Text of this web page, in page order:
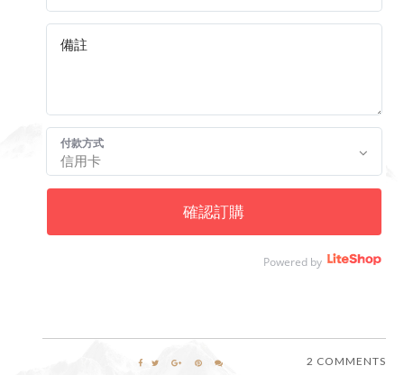
付款方式
確認訂購
Powered by
2 COMMENTS